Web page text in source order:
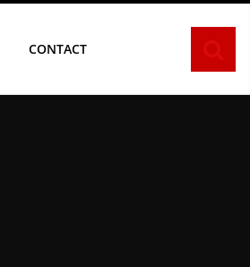
CONTACT